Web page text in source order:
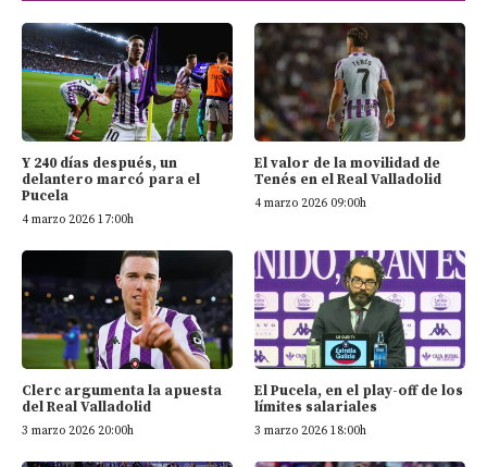
Y 240 días después, un
delantero marcó para el
Pucela
4 marzo 2026 17:00h
El valor de la movilidad de
Tenés en el Real Valladolid
4 marzo 2026 09:00h
Clerc argumenta la apuesta
del Real Valladolid
3 marzo 2026 20:00h
El Pucela, en el play-off de los
límites salariales
3 marzo 2026 18:00h